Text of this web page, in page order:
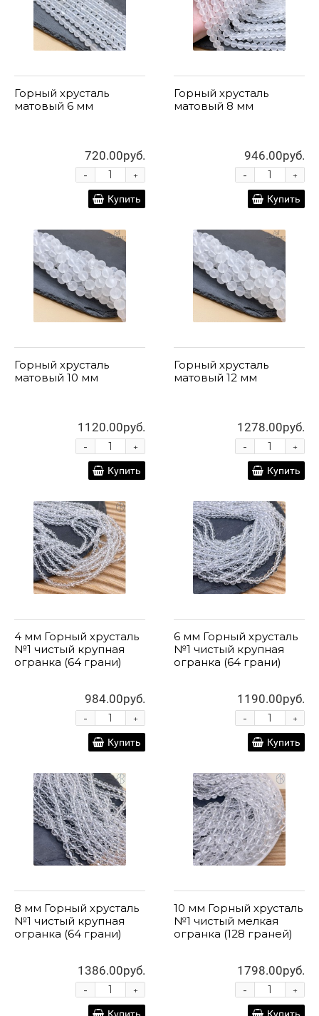
Горный хрусталь
матовый 6 мм
720.00руб.
+
-
Купить
Горный хрусталь
матовый 8 мм
946.00руб.
+
-
Купить
Горный хрусталь
матовый 10 мм
1120.00руб.
+
-
Купить
Горный хрусталь
матовый 12 мм
1278.00руб.
+
-
Купить
4 мм Горный хрусталь
№1 чистый крупная
огранка (64 грани)
984.00руб.
+
-
Купить
6 мм Горный хрусталь
№1 чистый крупная
огранка (64 грани)
1190.00руб.
+
-
Купить
8 мм Горный хрусталь
№1 чистый крупная
огранка (64 грани)
1386.00руб.
+
-
10 мм Горный хрусталь
№1 чистый мелкая
огранка (128 граней)
1798.00руб.
+
-